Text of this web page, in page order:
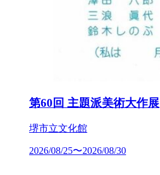
第60回 主題派美術大作展
堺市立文化館
2026/08/25〜2026/08/30